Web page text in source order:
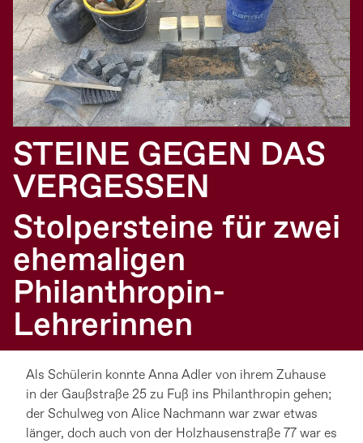
STEINE GEGEN DAS
VERGESSEN
Stolpersteine für zwei
ehemaligen
Philanthropin-
Lehrerinnen
Als Schülerin konnte Anna Adler von ihrem Zuhause
in der Gaußstraße 25 zu Fuß ins Philanthropin gehen;
der Schulweg von Alice Nachmann war zwar etwas
länger, doch auch von der Holzhausenstraße 77 war es